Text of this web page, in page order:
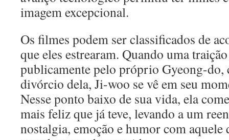
imagem excepcional.
Os filmes podem ser classificados de
que eles estrearam. Quando uma
publicamente pelo próprio Gyeong-do,
divórcio dela, Ji-woo se vê em seu
Nesse ponto baixo de sua vida, ela
mais feliz que já teve, levando a um
nostalgia, emoção e humor com